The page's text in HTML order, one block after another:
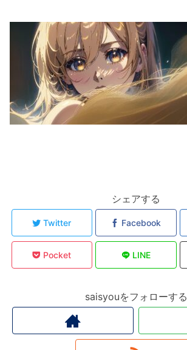
シェアする
Twitter Facebook
Pocket LINE
saisyouをフォローする